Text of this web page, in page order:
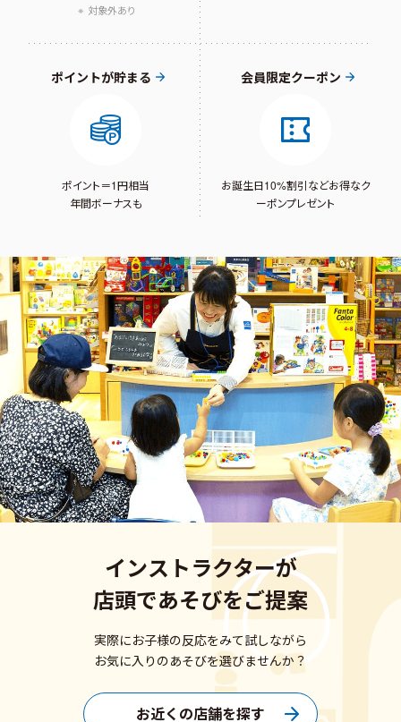
対象外あり
ポイントが貯まる
ポイント＝1円相当
年間ボーナスも
会員限定クーポン
お誕生日10%割引などお得なク
ーポンプレゼント
インストラクターが
店頭であそびをご提案
実際にお子様の反応をみて試しながら
お気に入りのあそびを選びませんか？
お近くの店舗を探す